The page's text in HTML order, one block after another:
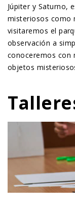
Júpiter y Saturno,
misteriosos como
visitaremos el
observación a
conoceremos con
objetos